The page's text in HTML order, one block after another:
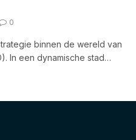
0
binnen de wereld van
In een dynamische stad…